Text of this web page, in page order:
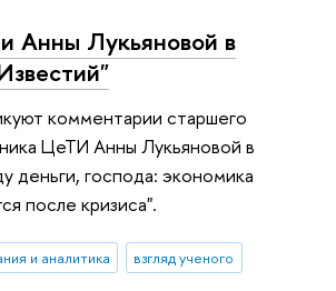
Анны Лукьяновой в
комментарии старшего
ЦеТИ Анны Лукьяновой в
деньги, господа: экономика
после кризиса".
и аналитика взгляд ученого